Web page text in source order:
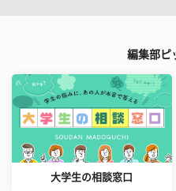
編集部ピ
大学生の相談窓口